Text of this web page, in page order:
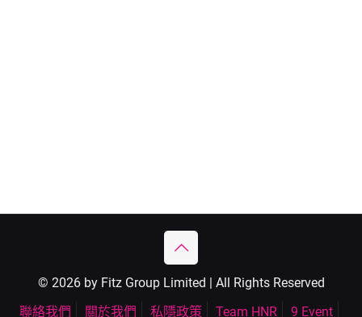
© 2026 by Fitz Group Limited | All Rights Reserved
聯絡我們
關於我們 私隱政策 Team HNR 9 Event